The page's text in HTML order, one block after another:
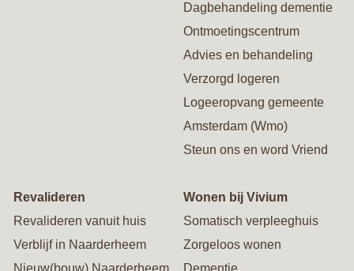
Dagbehandeling dementie
Ontmoetingscentrum
Advies en behandeling
Verzorgd logeren
Logeeropvang gemeente
Amsterdam (Wmo)
Steun ons en word Vriend
Revalideren
Revalideren vanuit huis
Verblijf in Naarderheem
Wonen bij Vivium
Somatisch verpleeghuis
Zorgeloos wonen